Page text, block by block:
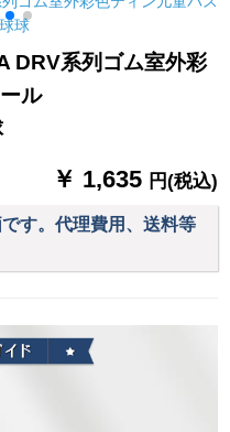
DRV系列ゴム室外彩
ル
￥ 1,635 円(税込)
す。代理費用、送料等